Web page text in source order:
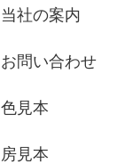
当社の案内
お問い合わせ
色見本
房見本